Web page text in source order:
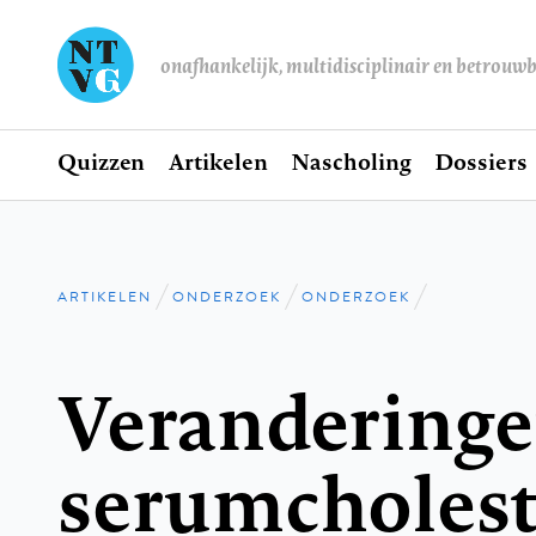
onafhankelijk, multidisciplinair en
Hoofdnavigatie
Home
Quizzen Artikelen Nascholing Dossiers
Kruimelpad
ARTIKELEN ONDERZOEK ONDERZOEK